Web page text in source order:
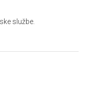
službe.